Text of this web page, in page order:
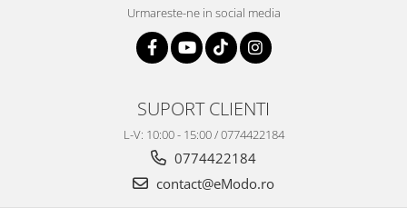
Urmareste-ne in social media
SUPORT CLIENTI
L-V: 10:00 - 15:00 / 0774422184
0774422184
contact@eModo.ro